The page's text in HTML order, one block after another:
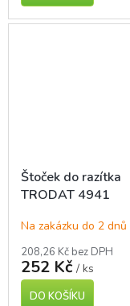
Štoček do razítka
TRODAT 4941
Na zakázku do 2 dnů
208,26 Kč bez DPH
252 Kč / ks
DO KOŠÍKU